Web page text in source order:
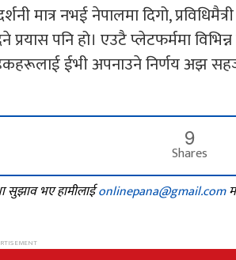
मात्र नभई नेपालमा दिगो,
पनि हो। एउटै प्लेटफर्ममा विभिन्न
ईभी अपनाउने निर्णय अझ
9
Shares
सुझाव भए हामीलाईonlinepana@gmail.com